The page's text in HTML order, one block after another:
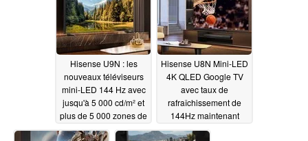
Hisense U9N : les
nouveaux téléviseurs
mini-LED 144 Hz avec
jusqu'à 5 000 cd/m² et
plus de 5 000 zones de
gradation sont tout à
Hisense U8N Mini-LED
4K QLED Google TV
avec taux de
rafraîchissement de
144Hz maintenant
disponible